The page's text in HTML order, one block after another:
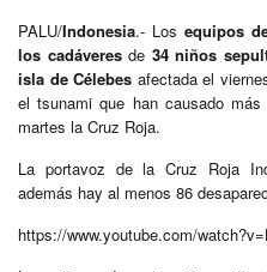
PALU/Indonesia.- Los equipos
los cadáveresde 34 niños
isla de Célebes afectada el
el tsunami que han causado
martes la Cruz Roja.
La portavoz de la Cruz Roja
además hay al menos 86
https://www.youtube.com/